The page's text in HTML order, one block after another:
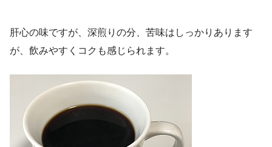
肝心の味ですが、深煎りの分、苦味はしっかりあります
が、飲みやすくコクも感じられます。